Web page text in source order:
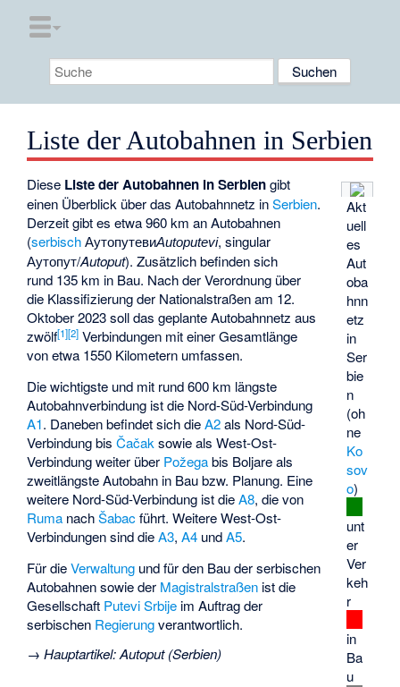
Liste der Autobahnen in Serbien
Akt
uell
es
Aut
oba
hnn
etz
in
Ser
bie
n
(oh
ne
Ko
sov
o)
unt
er
Ver
keh
r
in
Ba
u
Diese Liste der Autobahnen in Serbiengibt
einen Überblick über das Autobahnnetz inSerbien.
Derzeit gibt es etwa 960 km anAutobahnen
(serbisch АутопутевиAutoputevi, singular
Аутопут/Autoput). Zusätzlich befinden sich
rund 135 km in Bau. Nach der Verordnung über
die Klassifizierung der Nationalstraßen am 12.
Oktober 2023 soll das geplante Autobahnnetz aus
zwölf[1][2] Verbindungen mit einer Gesamtlänge
von etwa 1550 Kilometern umfassen.
Die wichtigste und mit rund 600 km längste
Autobahnverbindung ist die Nord-Süd-Verbindung
A1. Daneben befindet sich dieA2als Nord-Süd-
Verbindung bisČačak sowie als West-Ost-
Verbindung weiter über Požegabis Boljareals
zweitlängste Autobahn in Bau bzw. Planung. Eine
weitere Nord-Süd-Verbindung ist dieA8, die von
Ruma nachŠabacführt. Weitere West-Ost-
Verbindungen sind dieA3,A4 undA5.
Für dieVerwaltung und für den Bau der serbischen
Autobahnen sowie der Magistralstraßen ist die
Gesellschaft Putevi Srbije im Auftrag der
serbischen Regierungverantwortlich.
→Hauptartikel:Autoput (Serbien)